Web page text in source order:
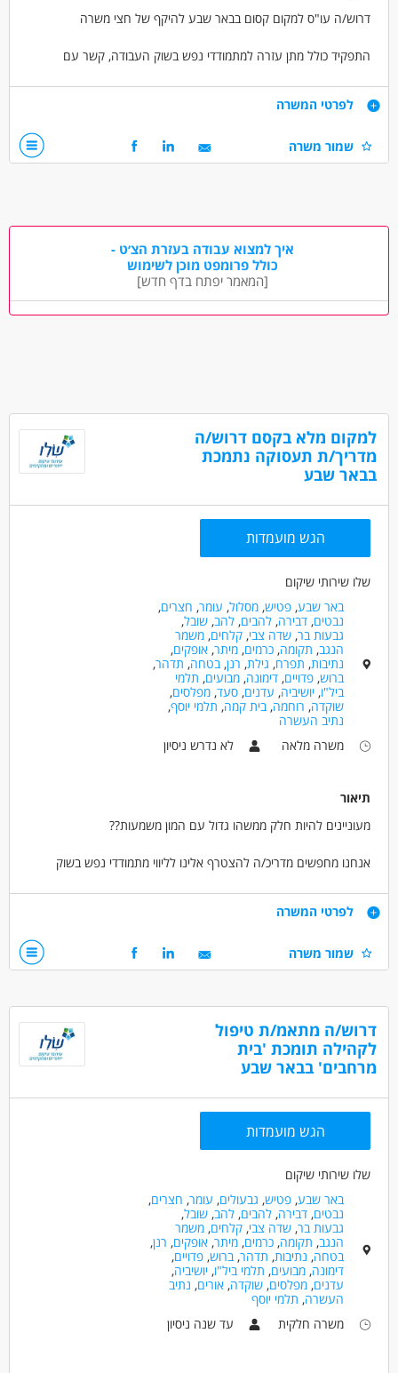
דרוש/ה עו"ס למקום קסום בבאר שבע להיקף של חצי משרה
התפקיד כולל מתן עזרה למתמודדי נפש בשוק העבודה, קשר עם
בשוק התעסוקה, הדרכת צוות מדריכים ועוד.
תינתן הדרכה מקצועית קבועה.
למתאימים.ות:
מענק של 2,000 ש"ח!!
המלצה לתואר שני ועוד!
דרישות
ניסיון בתחום בריאות הנפש לפחות שנה- יתרון
עד שנה ניסיון
סטודנטים
אקדמאים ללא נסיון
לפרטי המשרה
שמור משרה
איך למצוא עבודה בעזרת הצ׳ט -
כולל פרומפט מוכן לשימוש
[המאמר יפתח בדף חדש]
למקום מלא בקסם דרוש/ה
מדריך/ת תעסוקה נתמכת
בבאר שבע
הגש מועמדות
שלו שירותי שיקום
באר שבע,פטיש,מסלול, עומר, חצרים,
נבטים,דבירה,להבים,להב,שובל,
גבעות בר,שדה צבי,קלחים,משמר
הנגב, תקומה,כרמים,מיתר,אופקים,
נתיבות, תפרח, גילת, רנן,בטחה,תדהר,
ברוש,פדויים,דימונה,מבועים, תלמי
ביל"ו,יושיביה, עדנים,סעד,מפלסים,
שוקדה, רוחמה,בית קמה, תלמי יוסף,
נתיב העשרה
משרה מלאה
לא נדרש ניסיון
תיאור
מעוניינים להיות חלק ממשהו גדול עם המון משמעות??
אנחנו מחפשים מדריכ/ה להצטרף אלינו לליווי מתמודדי נפש בשוק
הזדמנות שווה בתעסוקה!
ליווי וסיוע למתמודדים בפיתוח מיומנויות אישיות, אחריות על פרויקטים,
העברת פעילויות אחה"צ, השתתפות בירידים, עבודה דינאמית, קשר עם
תינתן הכשרה מקצועית קבועה!
למתאימים.ות:
75% משרה- שעות גמישות
המלצה לתואר שני ועוד!
דרישות
אמפתיה ואסרטיביות
כללי /ללא הכשרה - עובד/ת כללי
חינוך, הוראה והדרכה - מדריך/ה
לא נדרש ניסיון
עבודה מיידית
משרה חלקית
סטודנטים
לפרטי המשרה
שמור משרה
דרוש/ה מתאמ/ת טיפול
לקהילה תומכת 'בית
מרחבים' בבאר שבע
הגש מועמדות
שלו שירותי שיקום
באר שבע,פטיש, גבעולים, עומר, חצרים,
נבטים,דבירה,להבים,להב,שובל,
גבעות בר,שדה צבי,קלחים,משמר
הנגב, תקומה,כרמים,מיתר,אופקים, רנן,
בטחה, נתיבות, תדהר,ברוש,פדויים,
דימונה,מבועים, תלמי ביל"ו,יושיביה,
עדנים,מפלסים,שוקדה,אורים, נתיב
העשרה, תלמי יוסף
משרה חלקית
עד שנה ניסיון